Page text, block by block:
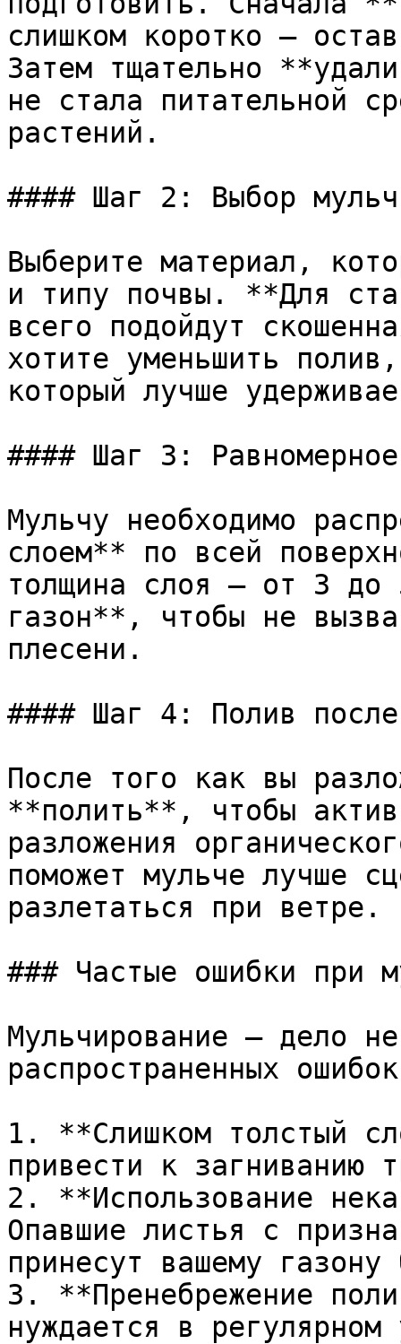
слишком коротко —
Затем тщательно
не стала питательной
растений.
#### Шаг 2: Выбор
Выберите материал,
и типу почвы. **Для
всего подойдут
хотите уменьшить
который лучше
#### Шаг 3:
Мульчу необходимо
слоем** по всей
толщина слоя — от 3
газон**, чтобы не
плесени.
#### Шаг 4: Полив после
После того как вы
**полить**, чтобы
разложения
поможет мульче лучше
разлетаться при ветре.
### Частые ошибки при
Мульчирование — дело
распространенных
1. **Слишком толстый
привести к загниванию
2. **Использование
Опавшие листья с
принесут вашему
3. **Пренебрежение
нуждается в регулярном